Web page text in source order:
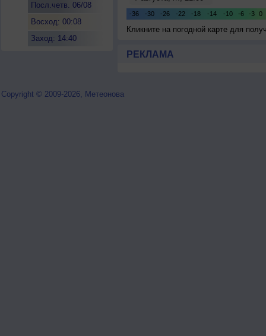
Посл.четв. 06/08
Восход: 00:08
Заход: 14:40
Кликните на погодной карте для
РЕКЛАМА
Copyright © 2009-2026, Метеонова